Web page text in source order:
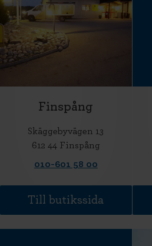
Finspång
Skäggebyvägen 13
612 44 Finspång
010-601 58 00
Till butikssida